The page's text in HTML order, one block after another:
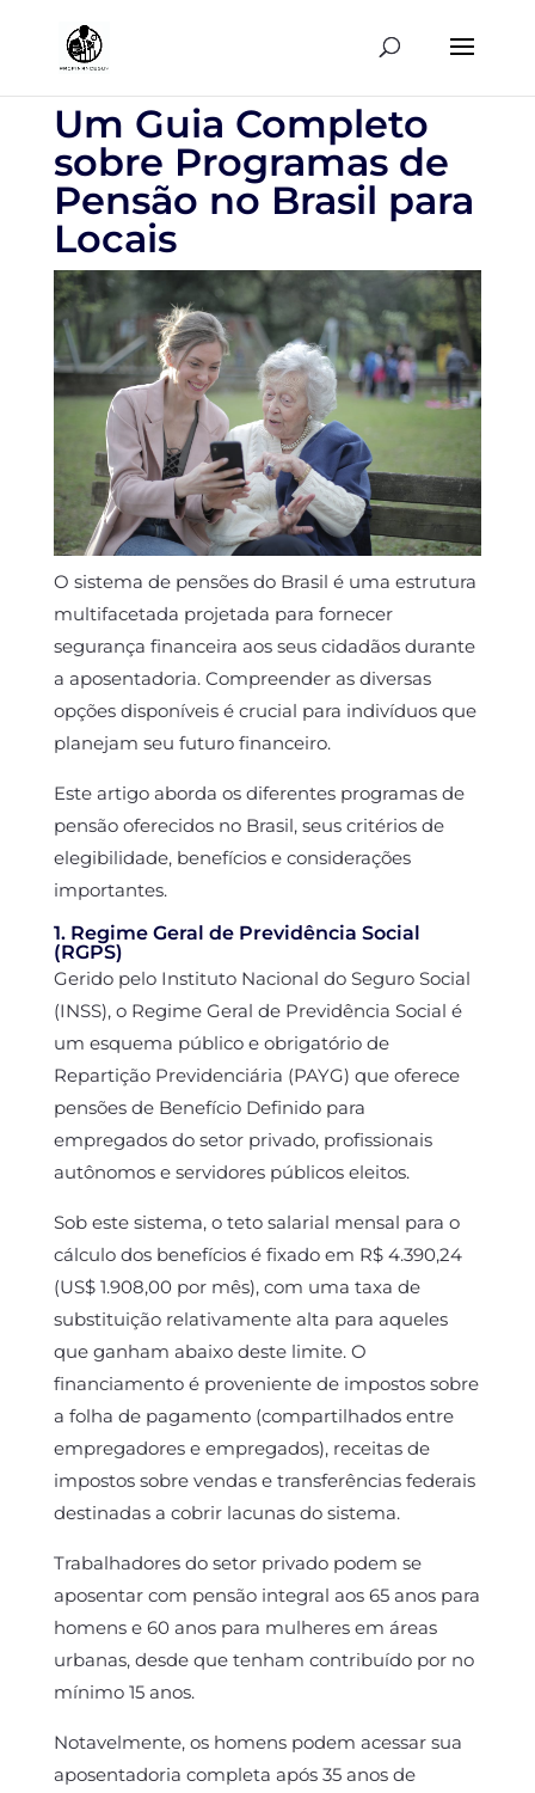
Um Guia Completo
sobre Programas de
Pensão no Brasil para
Locais
O sistema de pensões do Brasil é uma estrutura
multifacetada projetada para fornecer
segurança financeira aos seus cidadãos durante
a aposentadoria. Compreender as diversas
opções disponíveis é crucial para indivíduos que
planejam seu futuro financeiro.
Este artigo aborda os diferentes programas de
pensão oferecidos no Brasil, seus critérios de
elegibilidade, benefícios e considerações
importantes.
1. Regime Geral de Previdência Social
(RGPS)
Gerido pelo Instituto Nacional do Seguro Social
(INSS), o Regime Geral de Previdência Social é
um esquema público e obrigatório de
Repartição Previdenciária (PAYG) que oferece
pensões de Benefício Definido para
empregados do setor privado, profissionais
autônomos e servidores públicos eleitos.
Sob este sistema, o teto salarial mensal para o
cálculo dos benefícios é fixado em R$ 4.390,24
(US$ 1.908,00 por mês), com uma taxa de
substituição relativamente alta para aqueles
que ganham abaixo deste limite. O
financiamento é proveniente de impostos sobre
a folha de pagamento (compartilhados entre
empregadores e empregados), receitas de
impostos sobre vendas e transferências federais
destinadas a cobrir lacunas do sistema.
Trabalhadores do setor privado podem se
aposentar com pensão integral aos 65 anos para
homens e 60 anos para mulheres em áreas
urbanas, desde que tenham contribuído por no
mínimo 15 anos.
Notavelmente, os homens podem acessar sua
aposentadoria completa após 35 anos de